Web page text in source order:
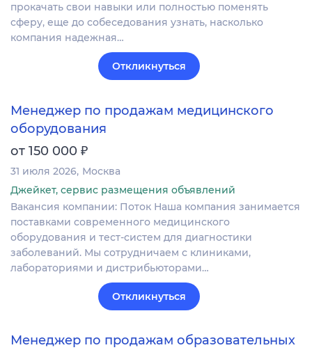
прокачать свои навыки или полностью поменять
сферу, еще до собеседования узнать, насколько
компания надежная…
Откликнуться
Менеджер по продажам медицинского
оборудования
от 150 000 ₽
31 июля 2026 Москва
Джейкет, сервис размещения объявлений
Вакансия компании: Поток Наша компания занимается
поставками современного медицинского
оборудования и тест-систем для диагностики
заболеваний. Мы сотрудничаем с клиниками,
лабораториями и дистрибьюторами…
Откликнуться
Менеджер по продажам образовательных